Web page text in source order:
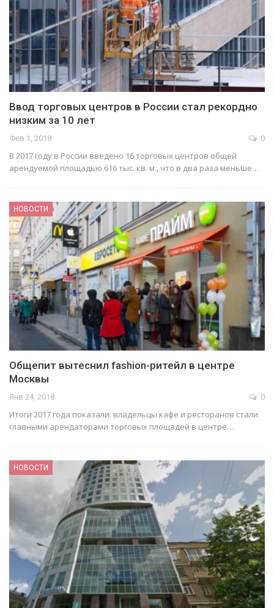
Ввод торговых центров в России стал рекордно
низким за 10 лет
Фев 1, 2018 0
В 2017 году в России введено 16 торговых центров общей
арендуемой площадью 616 тыс. кв. м., что в два раза меньше…
НОВОСТИ
Общепит вытеснил fashion-ритейл в центре
Москвы
Янв 24, 2018 0
Итоги 2017 года показали: ​владельцы кафе и ресторанов стали
главными арендаторами торговых площадей в центре…
НОВОСТИ